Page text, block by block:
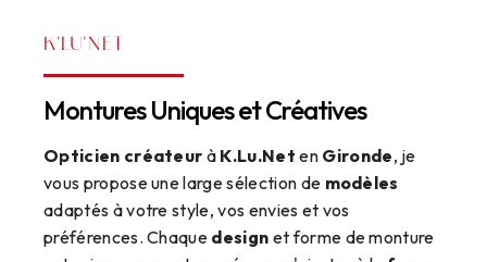
K'LU'NET
Montures Uniques et Créatives
Opticien créateur à K.Lu.Net en Gironde, je
vous propose une large sélection de modèles
adaptés à votre style, vos envies et vos
préférences. Chaque design et forme de monture